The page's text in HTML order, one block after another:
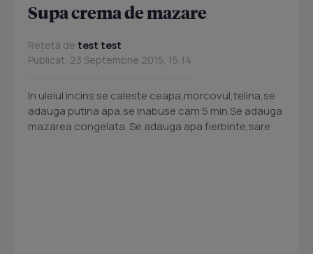
Supa crema de mazare
Rețetă de test test
Publicat: 23 Septembrie 2015, 15:14
In uleiul incins se caleste ceapa,morcovul,telina,se
adauga putina apa,se inabuse cam 5 min.Se adauga
mazarea congelata. Se adauga apa fierbinte,sare